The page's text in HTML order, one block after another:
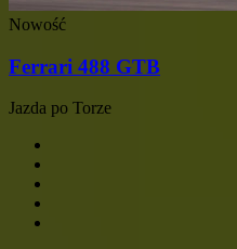
Nowość
Ferrari 488 GTB
Jazda po Torze